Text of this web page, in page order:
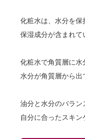
化粧水は、水分を
保湿成分が含まれて
化粧水で角質層に
水分が角質層から出
油分と水分のバラン
自分に合ったスキン